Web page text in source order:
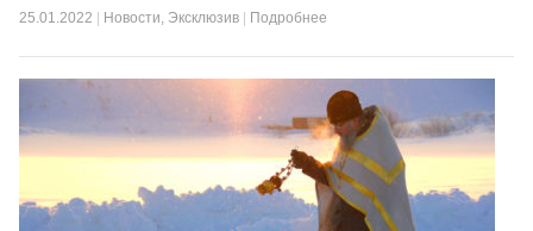
25.01.2022 Новости, Эксклюзив Подробнее